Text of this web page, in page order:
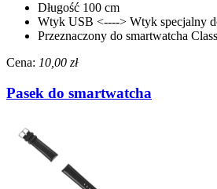
Długość 100 cm
Wtyk USB <----> Wtyk specjalny
Przeznaczony do smartwatcha
Cena: 10,00 zł
Pasek do smartwatcha